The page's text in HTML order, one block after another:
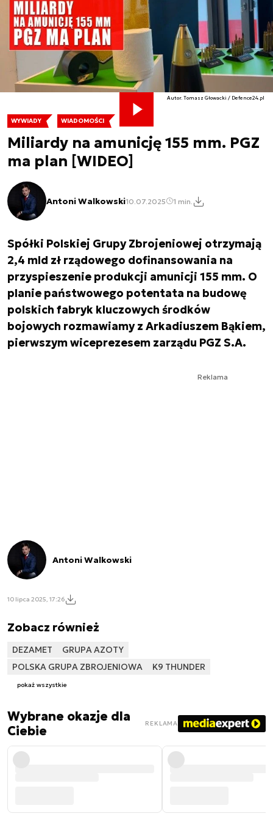
WYWIADY WIADOMOŚCI
Miliardy na amunicję 155 mm. PGZ
ma plan [WIDEO]
Antoni Walkowski10.07.2025 1 min.
Autor. Tomasz Głowacki / Defence24.pl
Spółki Polskiej Grupy Zbrojeniowej otrzymają
2,4 mld zł rządowego dofinansowania na
przyspieszenie produkcji amunicji 155 mm. O
planie państwowego potentata na budowę
polskich fabryk kluczowych środków
bojowych rozmawiamy z Arkadiuszem Bąkiem,
pierwszym wiceprezesem zarządu PGZ S.A.
Reklama
Antoni Walkowski
10 lipca 2025, 17:26
Zobacz również
DEZAMET
GRUPA AZOTY
POLSKA GRUPA ZBROJENIOWA
K9 THUNDER
pokaż wszystkie
Wybrane okazje dla
Ciebie
REKLAMA